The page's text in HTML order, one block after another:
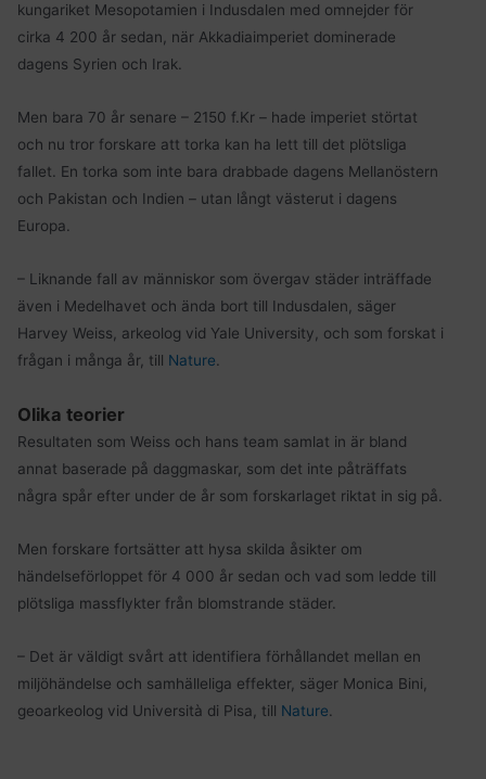
kungariket Mesopotamien i Indusdalen med omnejder för
cirka 4 200 år sedan, när Akkadiaimperiet dominerade
dagens Syrien och Irak.
Men bara 70 år senare – 2150 f.Kr – hade imperiet störtat
och nu tror forskare att torka kan ha lett till det plötsliga
fallet. En torka som inte bara drabbade dagens Mellanöstern
och Pakistan och Indien – utan långt västerut i dagens
Europa.
– Liknande fall av människor som övergav städer inträffade
även i Medelhavet och ända bort till Indusdalen, säger
Harvey Weiss, arkeolog vid Yale University, och som forskat i
frågan i många år, till Nature
Olika teorier
Resultaten som Weiss och hans team samlat in är bland
annat baserade på daggmaskar, som det inte påträffats
några spår efter under de år som forskarlaget riktat in sig på.
Men forskare fortsätter att hysa skilda åsikter om
händelseförloppet för 4 000 år sedan och vad som ledde till
plötsliga massflykter från blomstrande städer.
– Det är väldigt svårt att identifiera förhållandet mellan en
miljöhändelse och samhälleliga effekter, säger Monica Bini,
geoarkeolog vid Università di Pisa, till Nature